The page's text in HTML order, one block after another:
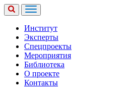
Институт
Эксперты
Спецпроекты
Мероприятия
Библиотека
О проекте
Контакты